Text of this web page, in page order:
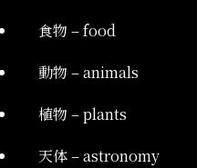
食物 – food
動物 – animals
植物 – plants
天体 – astronomy